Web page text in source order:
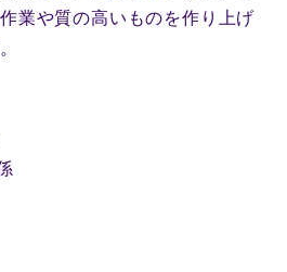
業や質の高いものを作り上げ